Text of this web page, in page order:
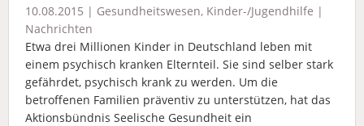
10.08.2015 | Gesundheitswesen, Kinder-/Jugendhilfe |
Nachrichten
Etwa drei Millionen Kinder in Deutschland leben mit
einem psychisch kranken Elternteil. Sie sind selber stark
gefährdet, psychisch krank zu werden. Um die
betroffenen Familien präventiv zu unterstützen, hat das
Aktionsbündnis Seelische Gesundheit ein